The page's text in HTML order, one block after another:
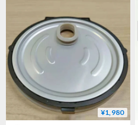
¥1,980